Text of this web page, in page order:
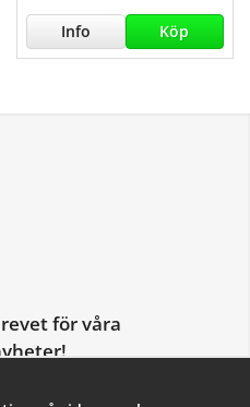
Info Köp
för våra